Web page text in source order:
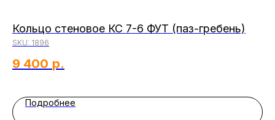
Кольцо стеновое КС 7-6 ФУТ (паз-гребень)
SKU: 1896
9 400 р.
Подробнее